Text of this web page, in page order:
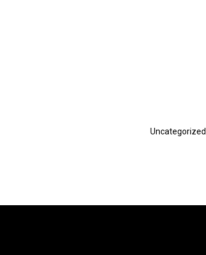
Nächster
Uncategorized